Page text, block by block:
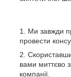
Ми завжди
провести
вами миттєво
компанії.